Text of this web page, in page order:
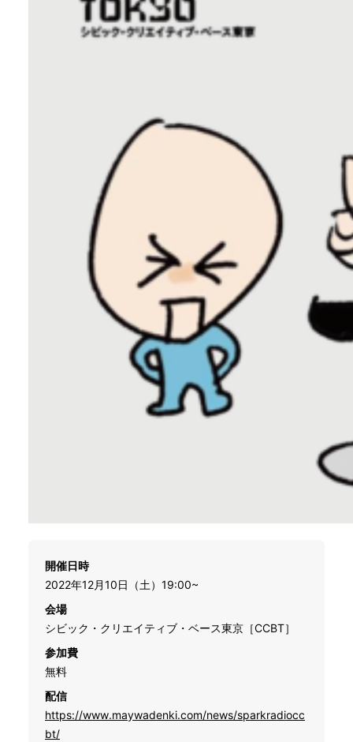
開催日時
2022年12月10日（土）19:00~
会場
シビック・クリエイティブ・ベース東京［CCBT］
参加費
無料
配信
https://www.maywadenki.com/news/sparkradiocc
bt/